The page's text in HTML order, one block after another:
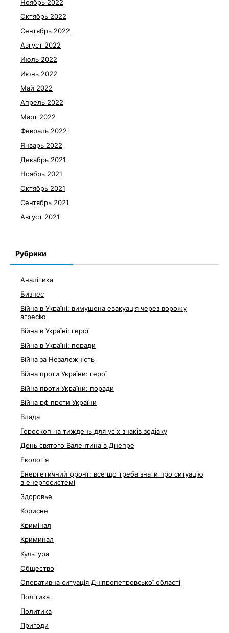
Ноябрь 2022
Октябрь 2022
Сентябрь 2022
Август 2022
Июль 2022
Июнь 2022
Май 2022
Апрель 2022
Март 2022
Февраль 2022
Январь 2022
Декабрь 2021
Ноябрь 2021
Октябрь 2021
Сентябрь 2021
Август 2021
Рубрики
Аналітика
Бизнес
Війна в Україні: вимушена евакуація через ворожу
агресію
Війна в Україні: герої
Війна в Україні: поради
Війна за Незалежність
Війна проти України: герої
Війна проти України: поради
Війна рф проти України
Влада
Гороскоп на тиждень для усіх знаків зодіаку
День святого Валентина в Днепре
Екологія
Енергетичний фронт: все що треба знати про ситуацію
в енергосистемі
Здоровье
Корисне
Кримінал
Криминал
Культура
Общество
Оперативна ситуація Дніпропетровської області
Політика
Политика
Пригоди